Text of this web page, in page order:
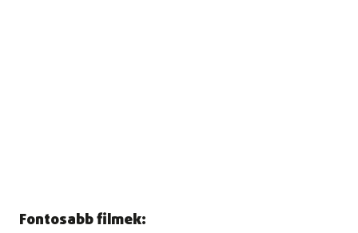
Fontosabb filmek: